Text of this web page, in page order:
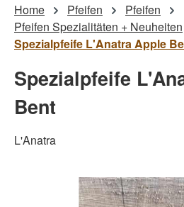
Home Pfeifen
Pfeifen
Pfeifen Spezialitäten + Neuheiten
Spezialpfeife L'Anatra Apple
Spezialpfeife
Bent
L'Anatra
Bildergalerie überspringen